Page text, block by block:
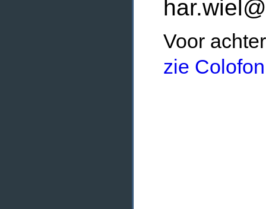
Voor
zie Colofon